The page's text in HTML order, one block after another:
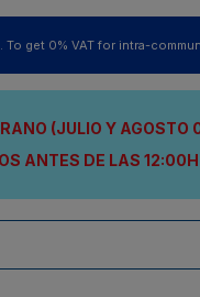
get 0% VAT for intra-
(JULIO Y
ANTES DE LAS 12:00H